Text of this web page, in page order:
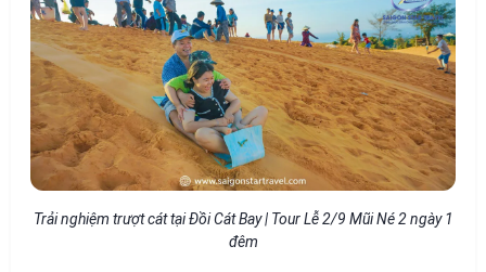
Trải nghiệm trượt cát tại Đồi Cát Bay | Tour Lễ 2/9 Mũi Né 2 ngày 1
đêm